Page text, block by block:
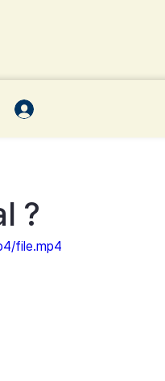
?
file.mp4